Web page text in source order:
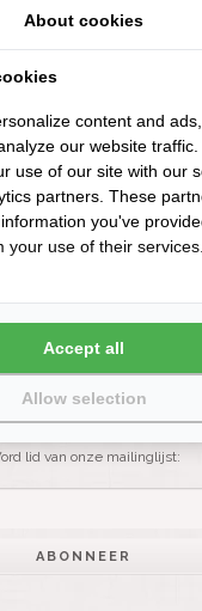
- UNI
GIZA
NIEUWSBRIEF
lid van onze mailinglijst:
ABONNEER
About cookies
content and
our website
use of our site with our
partners. These
you've
your use of their services.
Allow selection
Accept all